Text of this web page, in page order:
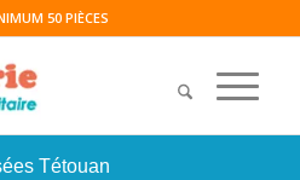
50 PIÈCES
Tétouan